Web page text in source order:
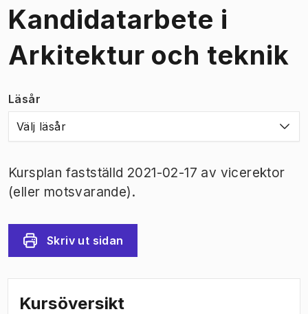
Kandidatarbete i
Arkitektur och teknik
Läsår
Välj läsår
Kursplan fastställd 2021-02-17 av vicerektor
(eller motsvarande).
Skriv ut sidan
Kursöversikt